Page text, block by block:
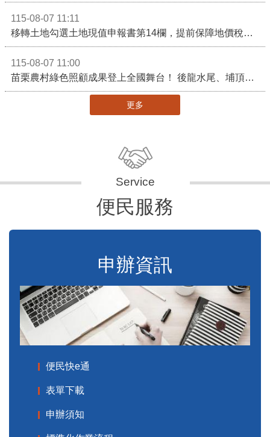
115-08-07 11:11
移轉土地勾選土地現值申報書第14欄，提前保障地價稅節稅權益
115-08-07 11:00
苗栗農村綠色照顧成果登上全國舞台！ 後龍水尾、埔頂社區前進2026高齡健康產業博覽會
更多
便民服務
申辦資訊
便民快e通
表單下載
申辦須知